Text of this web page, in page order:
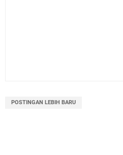
POSTINGAN LEBIH BARU